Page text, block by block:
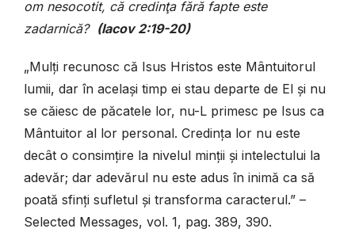
om nesocotit, că credinţa fără fapte este
zadarnică? (Iacov 2:19-20)
„Mulți recunosc că Isus Hristos este Mântuitorul
lumii, dar în același timp ei stau departe de El și nu
se căiesc de păcatele lor, nu-L primesc pe Isus ca
Mântuitor al lor personal. Credința lor nu este
decât o consimțire la nivelul minții și intelectului la
adevăr; dar adevărul nu este adus în inimă ca să
poată sfinți sufletul și transforma caracterul.” –
Selected Messages, vol. 1, pag. 389, 390.